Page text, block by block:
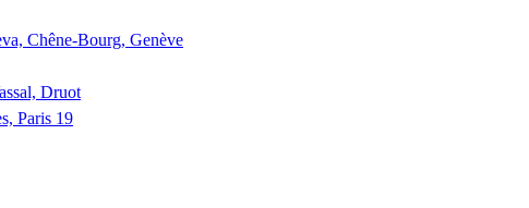
Chêne-Bourg, Genève
Druot
Paris 19